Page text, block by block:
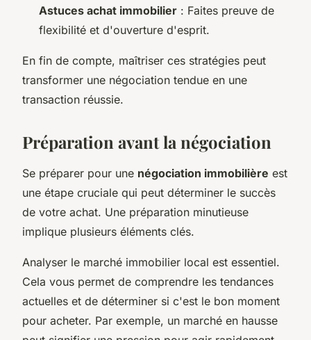
Astuces achat immobilier : Faites preuve de
flexibilité et d'ouverture d'esprit.
En fin de compte, maîtriser ces stratégies peut
transformer une négociation tendue en une
transaction réussie.
Préparation avant la négociation
Se préparer pour une négociation immobilière est
une étape cruciale qui peut déterminer le succès
de votre achat. Une préparation minutieuse
implique plusieurs éléments clés.
Analyser le marché immobilier local est essentiel.
Cela vous permet de comprendre les tendances
actuelles et de déterminer si c'est le bon moment
pour acheter. Par exemple, un marché en hausse